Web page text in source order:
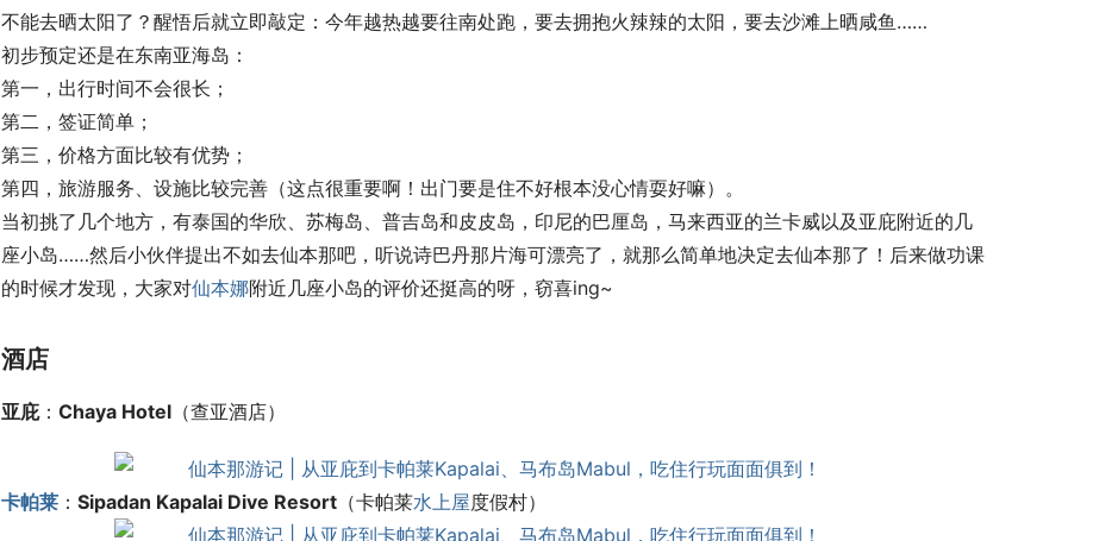
不能去晒太阳了？醒悟后就立即敲定：今年越热越要往南处跑，要去拥抱火辣辣的太阳，要去沙滩上晒咸鱼……
初步预定还是在东南亚海岛：
第一，出行时间不会很长；
第二，签证简单；
第三，价格方面比较有优势；
第四，旅游服务、设施比较完善（这点很重要啊！出门要是住不好根本没心情耍好嘛）。
当初挑了几个地方，有泰国的华欣、苏梅岛、普吉岛和皮皮岛，印尼的巴厘岛，马来西亚的兰卡威以及亚庇附近的几
座小岛……然后小伙伴提出不如去仙本那吧，听说诗巴丹那片海可漂亮了，就那么简单地决定去仙本那了！后来做功课
的时候才发现，大家对仙本娜附近几座小岛的评价还挺高的呀，窃喜ing~
酒店
亚庇： Chaya Hotel （查亚酒店）
卡帕莱 ： Sipadan Kapalai Dive Resort （卡帕莱水上屋度假村）